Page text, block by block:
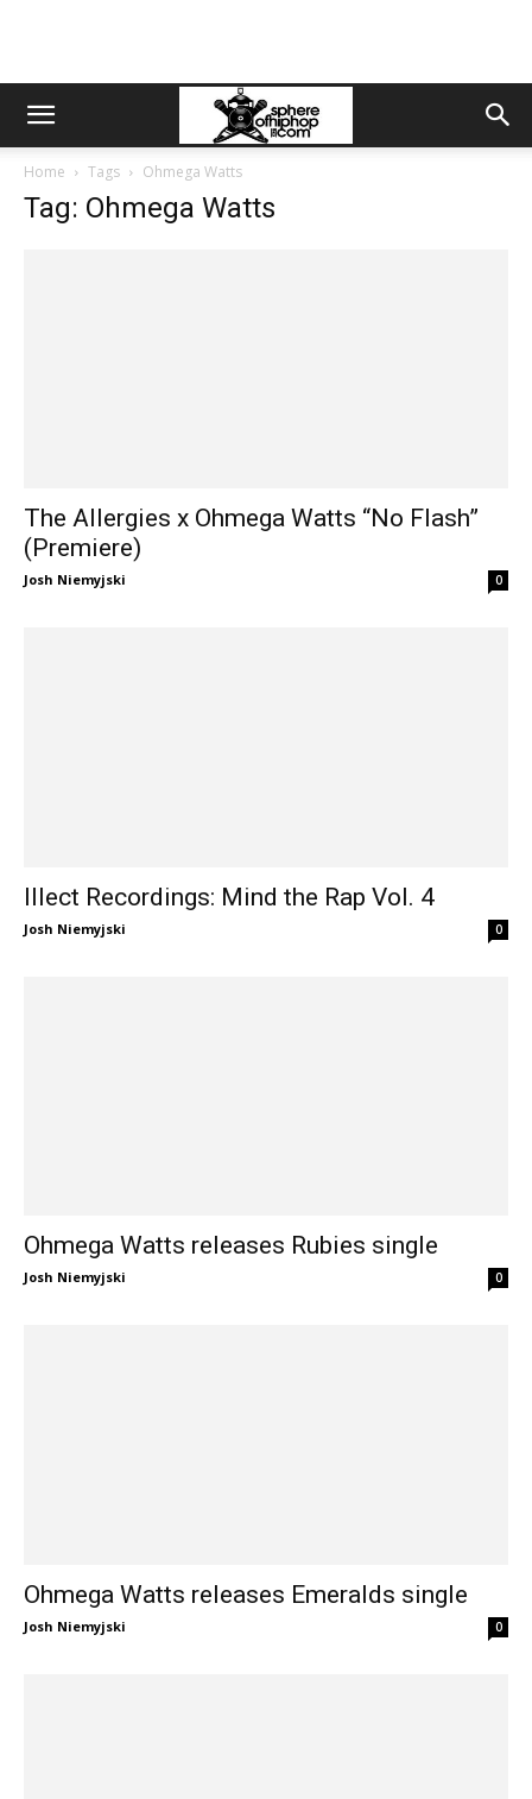
Home Tags Ohmega Watts
Tag: Ohmega Watts
The Allergies x Ohmega Watts “No Flash”
(Premiere)
Josh Niemyjski 0
Illect Recordings: Mind the Rap Vol. 4
Josh Niemyjski 0
Ohmega Watts releases Rubies single
Josh Niemyjski 0
Ohmega Watts releases Emeralds single
Josh Niemyjski 0